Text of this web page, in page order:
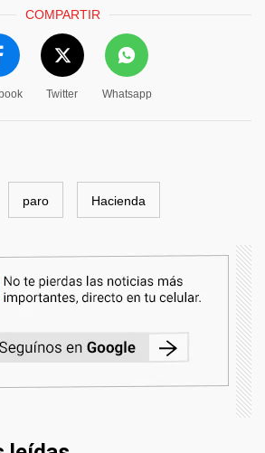
COMPARTIR
Twitter Whatsapp
paro Hacienda